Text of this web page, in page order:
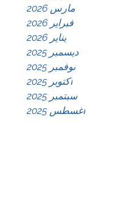
مارس 2026
فبراير 2026
يناير 2026
ديسمبر 2025
نوفمبر 2025
أكتوبر 2025
سبتمبر 2025
أغسطس 2025